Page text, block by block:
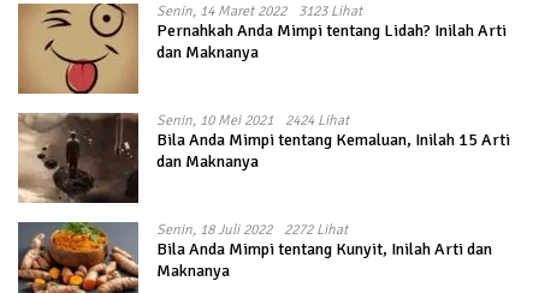
Senin, 14 Maret 2022 3123 Lihat
Pernahkah Anda Mimpi tentang Lidah? Inilah Arti
dan Maknanya
Senin, 10 Mei 2021 2424 Lihat
Bila Anda Mimpi tentang Kemaluan, Inilah 15 Arti
dan Maknanya
Senin, 18 Juli 2022 2272 Lihat
Bila Anda Mimpi tentang Kunyit, Inilah Arti dan
Maknanya